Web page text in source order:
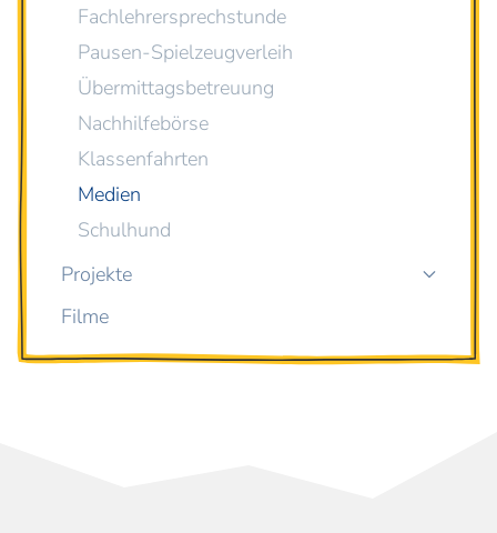
Fachlehrersprechstunde
Pausen-Spielzeugverleih
Übermittagsbetreuung
Nachhilfebörse
Klassenfahrten
Medien
Schulhund
Projekte
Filme